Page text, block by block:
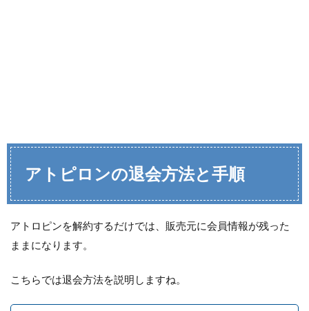
アトピロンの退会方法と手順
アトロピンを解約するだけでは、販売元に会員情報が残った
ままになります。
こちらでは退会方法を説明しますね。